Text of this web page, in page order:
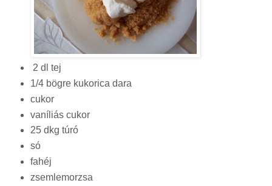
2 dl tej
1/4 bögre kukorica dara
cukor
vaníliás cukor
25 dkg túró
só
fahéj
zsemlemorzsa